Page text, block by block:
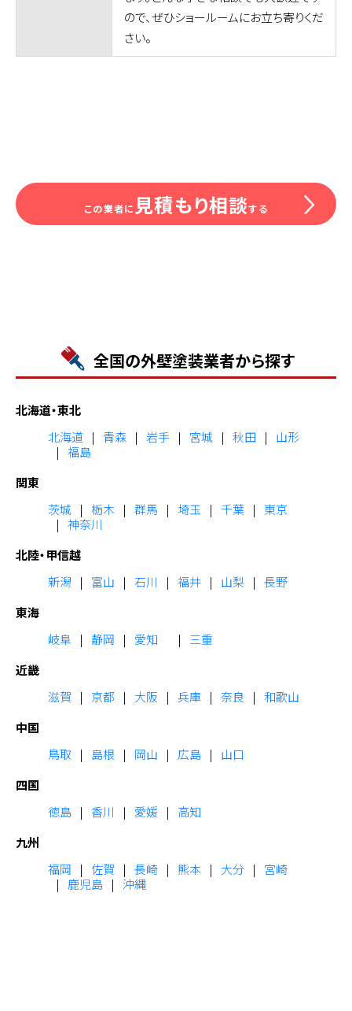
ので、ぜひショールームにお立ち寄りくだ
さい。
この業者に 見積もり相談する
全国の外壁塗装業者から探す
北海道・東北
北海道
青森 岩手 宮城 秋田
山形
福島
関東
茨城
栃木 群馬 埼玉 千葉
東京
神奈川
北陸・甲信越
新潟
富山 石川 福井 山梨
長野
東海
岐阜
静岡 愛知
三重
近畿
滋賀
京都 大阪 兵庫 奈良
和歌山
中国
鳥取
島根 岡山 広島
山口
四国
徳島
香川 愛媛
高知
九州
福岡
佐賀 長崎 熊本 大分
宮崎
鹿児島
沖縄